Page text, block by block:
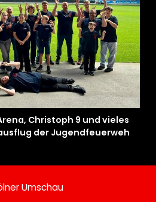
Christoph 9 und vieles
der Jugendfeuerwehr
Umschau